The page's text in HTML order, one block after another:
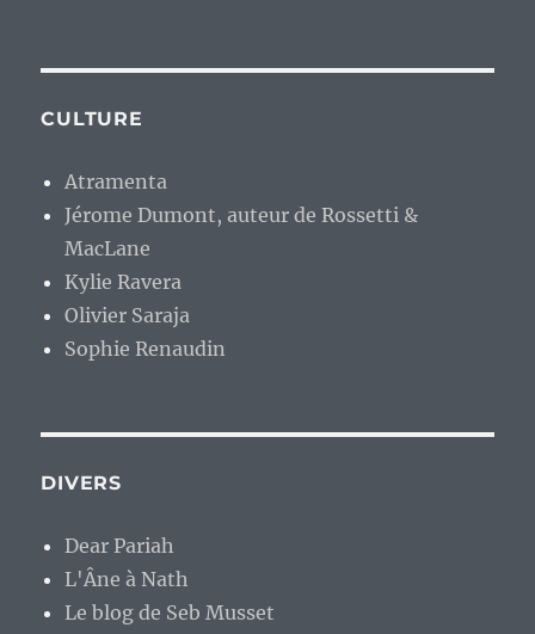
CULTURE
Atramenta
Jérome Dumont, auteur de Rossetti &
MacLane
Kylie Ravera
Olivier Saraja
Sophie Renaudin
DIVERS
Dear Pariah
L'Âne à Nath
Le blog de Seb Musset